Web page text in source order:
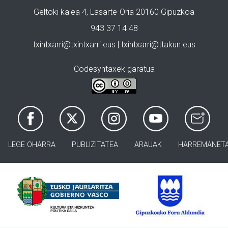
Geltoki kalea 4, Lasarte-Oria 20160 Gipuzkoa
943 37 14 48
txintxarri@txintxarri.eus | txintxarri@ttakun.eus
Codesyntaxek garatua
LEGE OHARRA PUBLIZITATEA ARAUAK